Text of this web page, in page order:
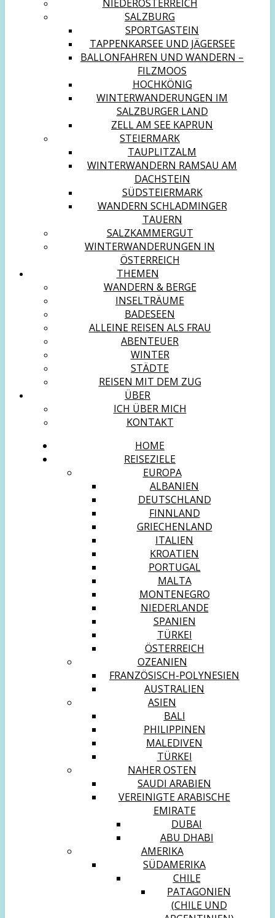
NIEDERÖSTERREICH
SALZBURG
SPORTGASTEIN
TAPPENKARSEE UND JÄGERSEE
BALLONFAHREN UND WANDERN –
FILZMOOS
HOCHKÖNIG
WINTERWANDERUNGEN IM
SALZBURGER LAND
ZELL AM SEE KAPRUN
STEIERMARK
TAUPLITZALM
WINTERWANDERN RAMSAU AM
DACHSTEIN
SÜDSTEIERMARK
WANDERN SCHLADMINGER
TAUERN
SALZKAMMERGUT
WINTERWANDERUNGEN IN
ÖSTERREICH
THEMEN
WANDERN & BERGE
INSELTRÄUME
BADESEEN
ALLEINE REISEN ALS FRAU
ABENTEUER
WINTER
STÄDTE
REISEN MIT DEM ZUG
ÜBER
ICH ÜBER MICH
KONTAKT
HOME
REISEZIELE
EUROPA
ALBANIEN
DEUTSCHLAND
FINNLAND
GRIECHENLAND
ITALIEN
KROATIEN
PORTUGAL
MALTA
MONTENEGRO
NIEDERLANDE
SPANIEN
TÜRKEI
ÖSTERREICH
OZEANIEN
FRANZÖSISCH-POLYNESIEN
AUSTRALIEN
ASIEN
BALI
PHILIPPINEN
MALEDIVEN
TÜRKEI
NAHER OSTEN
SAUDI ARABIEN
VEREINIGTE ARABISCHE
EMIRATE
DUBAI
ABU DHABI
AMERIKA
SÜDAMERIKA
CHILE
PATAGONIEN
(CHILE UND